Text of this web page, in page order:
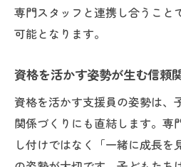
専門スタッフと連携し合うこと
可能となります。
資格を活かす姿勢が生む信頼
資格を活かす支援員の姿勢は、
関係づくりにも直結します。専
し付けではなく「一緒に成長を